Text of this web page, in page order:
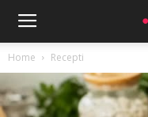
Home Recepti